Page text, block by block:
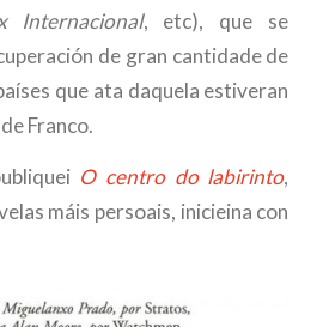
Internacional, etc), que se
de gran cantidade de
que ata daquela estiveran
Franco.
O centro do labirinto,
máis persoais, inicieina con